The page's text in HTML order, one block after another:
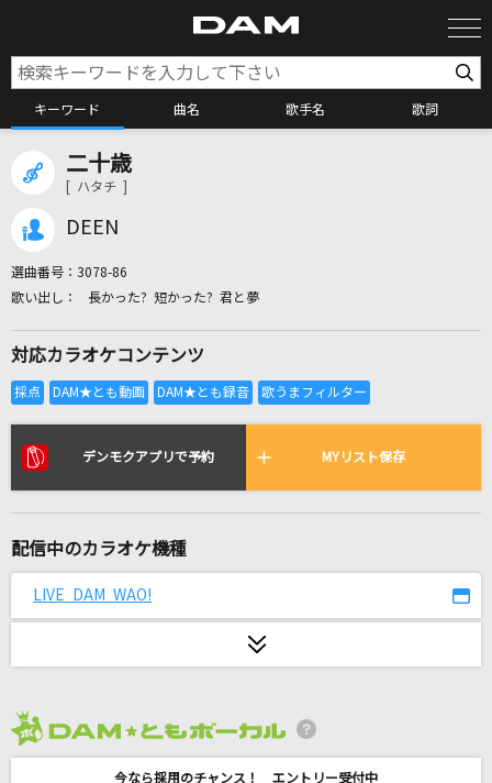
キーワード 曲名 歌手名 歌詞
全国りれき
リアルタイムで歌われている曲の一覧
プロポーズ
空に免じて
二十歳
[ ハタチ ]
DEEN
選曲番号： 3078-86
長かった? 短かった? 君と夢
対応カラオケコンテンツ
デンモクアプリで予約 MYリスト保存
配信中のカラオケ機種
LIVE DAM WAO!
今なら採用のチャンス！ エントリー受付中